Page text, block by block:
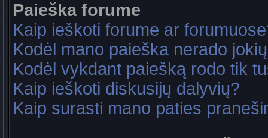
Paieška forume
Kaip ieškoti forume ar
Kodėl mano paieška nerado
Kodėl vykdant paiešką rodo tik
Kaip ieškoti diskusijų dalyvių?
Kaip surasti mano paties